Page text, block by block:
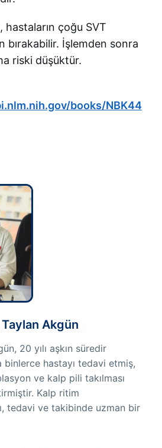
hastaların çoğu SVT
bırakabilir. İşlemden sonra
riski düşüktür.
books/NBK44
Akgün
20 yılı aşkın süredir
binlerce hastayı tedavi etmiş,
ve kalp pili takılması
Kalp ritim
tedavi ve takibinde uzman bir